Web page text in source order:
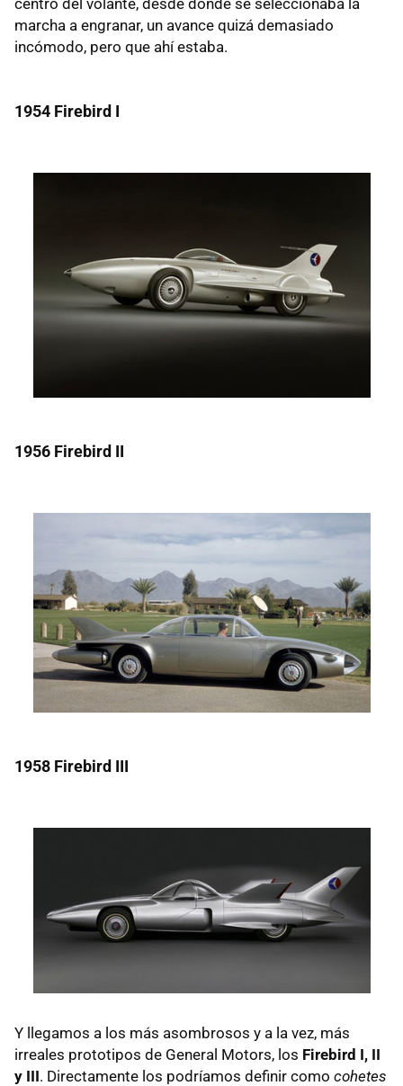
centro del volante, desde donde se seleccionaba la
marcha a engranar, un avance quizá demasiado
incómodo, pero que ahí estaba.
1954 Firebird I
1956 Firebird II
1958 Firebird III
Y llegamos a los más asombrosos y a la vez, más
irreales prototipos de General Motors, los Firebird I, II
y III. Directamente los podríamos definir como cohetes